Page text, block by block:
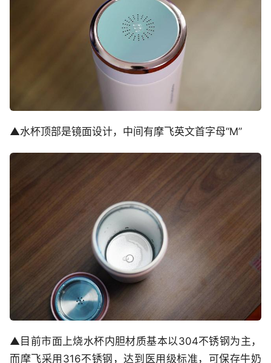
▲水杯顶部是镜面设计，中间有摩飞英文首字母“M”
▲目前市面上烧水杯内胆材质基本以304不锈钢为主，
而摩飞采用316不锈钢，达到医用级标准，可保存牛奶